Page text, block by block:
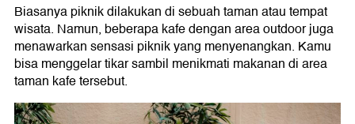
Biasanya piknik dilakukan di sebuah taman atau tempat
wisata. Namun, beberapa kafe dengan area outdoor juga
menawarkan sensasi piknik yang menyenangkan. Kamu
bisa menggelar tikar sambil menikmati makanan di area
taman kafe tersebut.